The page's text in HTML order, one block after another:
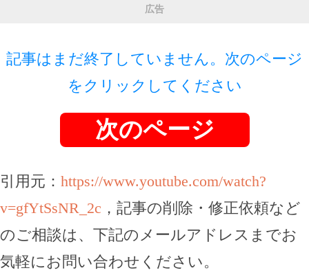
広告
記事はまだ終了していません。次のページ
をクリックしてください
次のページ
引用元： https://www.youtube.com/watch?
v=gfYtSsNR_2c ，記事の削除・修正依頼など
のご相談は、下記のメールアドレスまでお
気軽にお問い合わせください。